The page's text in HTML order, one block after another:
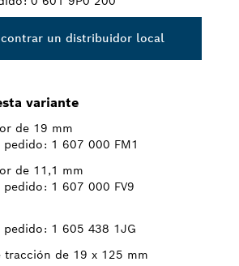
un distribuidor local
variante
de 19 mm
pedido: 1 607 000 FM1
de 11,1 mm
pedido: 1 607 000 FV9
pedido: 1 605 438 1JG
tracción de 19 x 125 mm